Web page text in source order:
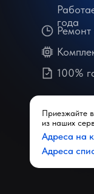
года
100%
Приезжайте
из наших
Адреса на
Адреса